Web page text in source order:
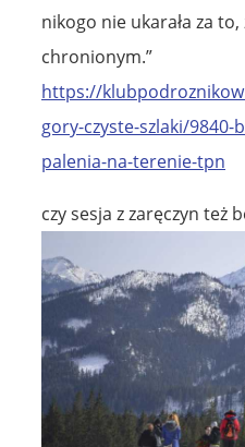
nikogo nie ukarała za
chronionym.”
https://
gory-czyste-szlaki/9840-
palenia-na-terenie-tpn
czy sesja z zaręczyn też